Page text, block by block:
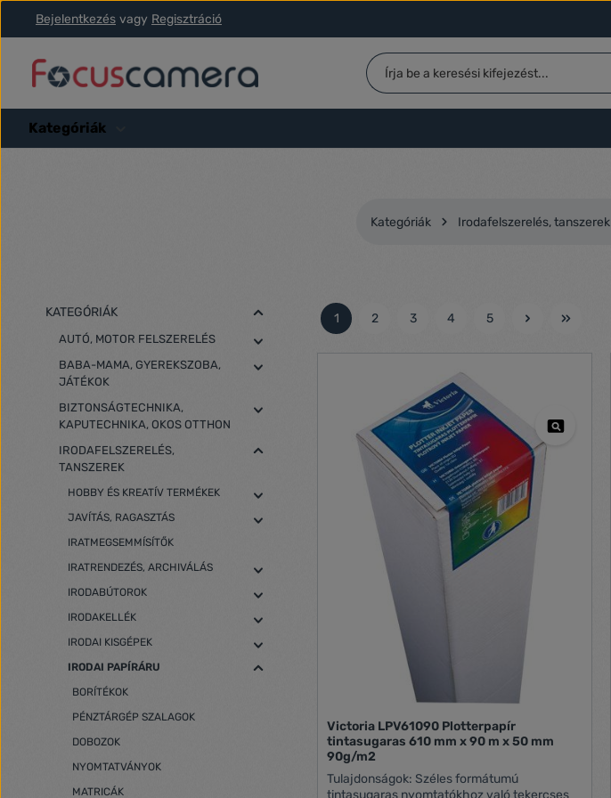
a fő tartalomra
Ugrás a kereséshez
Ugrás a fő navigációhoz
Bejelentkezés vagy Regisztráció
Kategóriák
Kategóriák Irodafelszerelés, tanszerek
KATEGÓRIÁK
AUTÓ, MOTOR FELSZERELÉS
BABA-MAMA, GYEREKSZOBA,
JÁTÉKOK
BIZTONSÁGTECHNIKA,
KAPUTECHNIKA, OKOS OTTHON
IRODAFELSZERELÉS,
TANSZEREK
HOBBY ÉS KREATÍV TERMÉKEK
JAVÍTÁS, RAGASZTÁS
IRATMEGSEMMÍSÍTŐK
IRATRENDEZÉS, ARCHIVÁLÁS
IRODABÚTOROK
IRODAKELLÉK
IRODAI KISGÉPEK
IRODAI PAPÍRÁRU
BORÍTÉKOK
PÉNZTÁRGÉP SZALAGOK
DOBOZOK
NYOMTATVÁNYOK
MATRICÁK
Oldal
1
Oldal
2
Oldal
3
Oldal
4
Oldal
5
Victoria LPV61090 Plotterpapír
tintasugaras 610 mm x 90 m x 50 mm
90g/m2
Tulajdonságok: Széles formátumú
tintasugaras nyomtatókhoz való tekercses